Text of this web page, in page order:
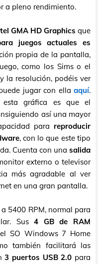
a pleno rendimiento.
GMA HD Graphics que
juegos actuales es
propia de la pantalla,
como los Sims o el
la resolución, podéis ver
jugar con ella aquí.
gráfica es que el
así una mayor
para reproducir
, con lo que este tipo
Cuenta con una salida
externo o televisor
más agradable al ver
en una gran pantalla.
a 5400 RPM, normal para
Sus4 GB de RAM
SO Windows 7 Home
también facilitará las
3 puertos USB 2.0 para